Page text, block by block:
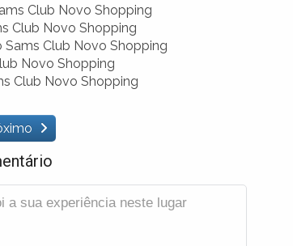
Club Novo Shopping
Club Novo Shopping
Club Novo Shopping
Novo Shopping
Club Novo Shopping